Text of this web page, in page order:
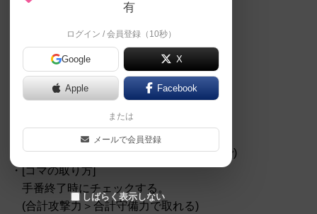
新型将棋サロン
に
ユドナリウム版が公開されており、
そこの説明書がこちら となります♪(＾＾)
[補足]
・初期配置時に相手配置を見てはダメ！
・コマは１つずつ移動する。
(相手コマでSTOP)(１マスに自軍３つまで)
・[コマの取り方]
手番終了時にチェックする。
(合計攻撃力＞合計守備力で取れる)
有
ログイン / 会員登録（10秒）
Google X
Apple Facebook
または
メールで会員登録
しばらく表示しない